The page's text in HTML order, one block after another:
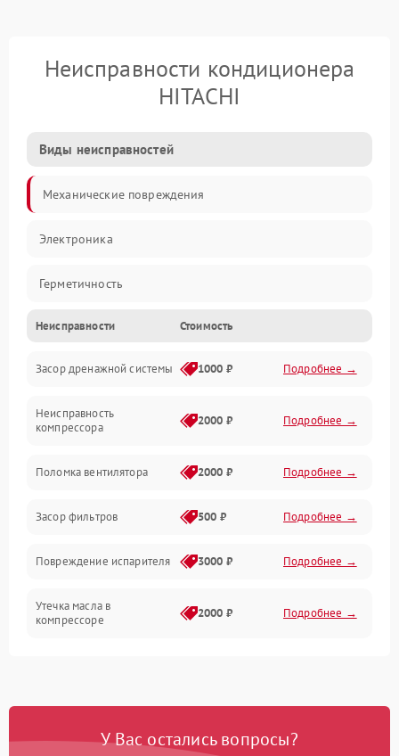
Неисправности кондиционера
HITACHI
Виды неисправностей
Механические повреждения
Электроника
Герметичность
Механика
Управление
Электропитание
Неисправности Стоимость
Засор дренажной системы 1000 ₽ Подробнее →
Неисправность
компрессора
2000 ₽ Подробнее →
Поломка вентилятора 2000 ₽ Подробнее →
Засор фильтров 500 ₽ Подробнее →
Повреждение испарителя 3000 ₽ Подробнее →
Утечка масла в
компрессоре
2000 ₽ Подробнее →
четырехходового клапана
Подробнее →
У Вас остались вопросы?